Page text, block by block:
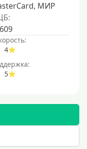
МИР
4
5